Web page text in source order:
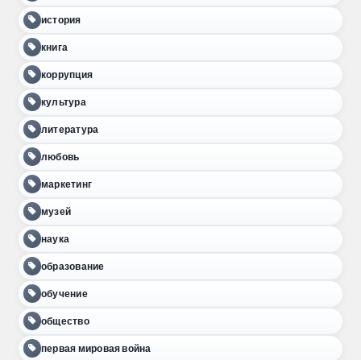
история
книга
коррупция
культура
литература
любовь
маркетинг
музей
наука
образование
обучение
общество
первая мировая война